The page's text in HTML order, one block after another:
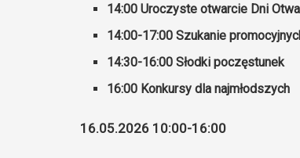
14:00 Uroczyste otwarcie Dni
14:00-17:00 Szukanie
14:30-16:00 Słodki poczęstunek
16:00 Konkursy dla najmłodszych
16.05.2026 10:00-16:00